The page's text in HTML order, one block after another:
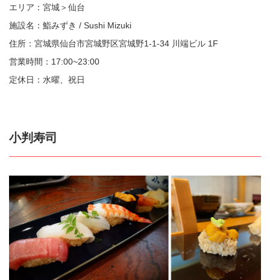
エリア：宮城＞仙台
施設名：鮨みずき / Sushi Mizuki
住所：宮城県仙台市宮城野区宮城野1-1-34 川端ビル 1F
営業時間：17:00~23:00
定休日：水曜、祝日
小判寿司